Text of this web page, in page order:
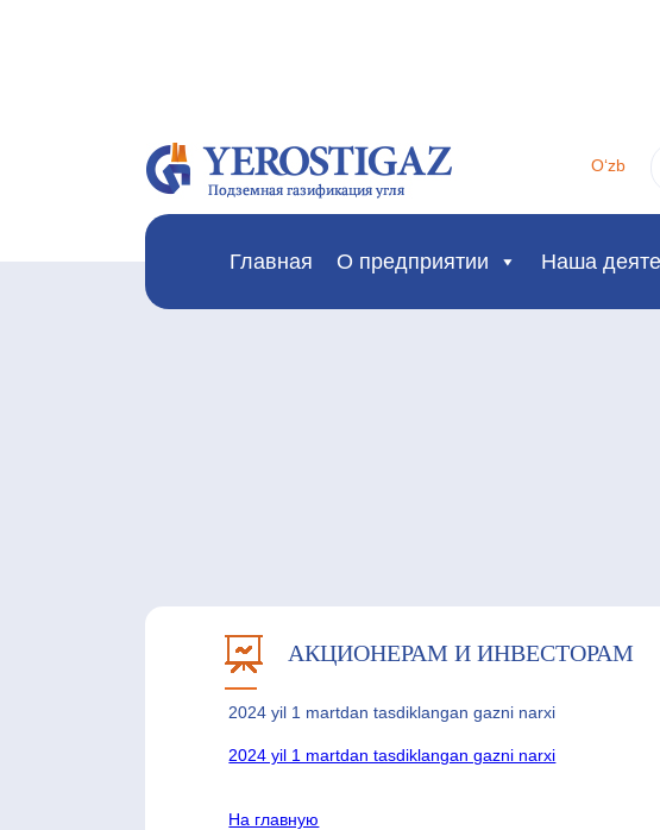
Oʻzb
Главная О предприятии Наша
АКЦИОНЕРАМ И ИНВЕСТОРАМ
2024 yil 1 martdan tasdiklangan gazni narxi
2024 yil 1 martdan tasdiklangan gazni narxi
На главную